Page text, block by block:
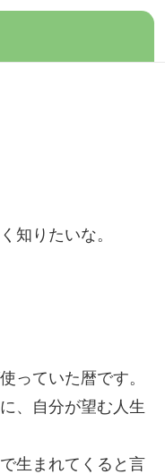
知りたいな。
っていた暦です。
、自分が望む人生
生まれてくると言